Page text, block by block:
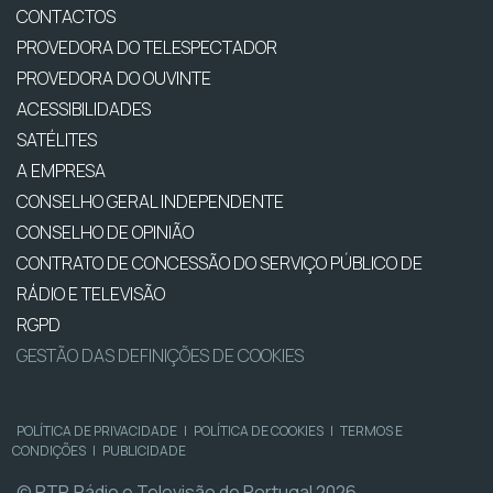
CONTACTOS
PROVEDORA DO TELESPECTADOR
PROVEDORA DO OUVINTE
ACESSIBILIDADES
SATÉLITES
A EMPRESA
CONSELHO GERAL INDEPENDENTE
CONSELHO DE OPINIÃO
CONTRATO DE CONCESSÃO DO SERVIÇO PÚBLICO DE
RÁDIO E TELEVISÃO
RGPD
GESTÃO DAS DEFINIÇÕES DE COOKIES
POLÍTICA DE PRIVACIDADE | POLÍTICA DE COOKIES | TERMOS E
CONDIÇÕES | PUBLICIDADE